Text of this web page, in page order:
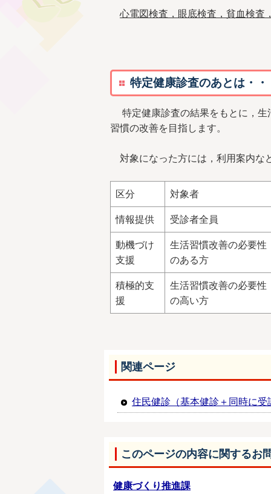
心電図検査，眼底検査，貧血検査
特定健康診査のあとは・
特定健康診査の結果をもとに，生
習慣の改善を目指します。
対象になった方には，利用案内な
区分 対象者
情報提供 受診者全員
動機づけ
支援
生活習慣改善の必要性
のある方
積極的支
援
生活習慣改善の必要性
の高い方
関連ページ
住民健診（基本健診＋同時に
このページの内容に関するお
健康づくり推進課